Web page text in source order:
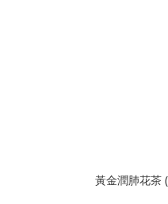
黃金潤肺花茶